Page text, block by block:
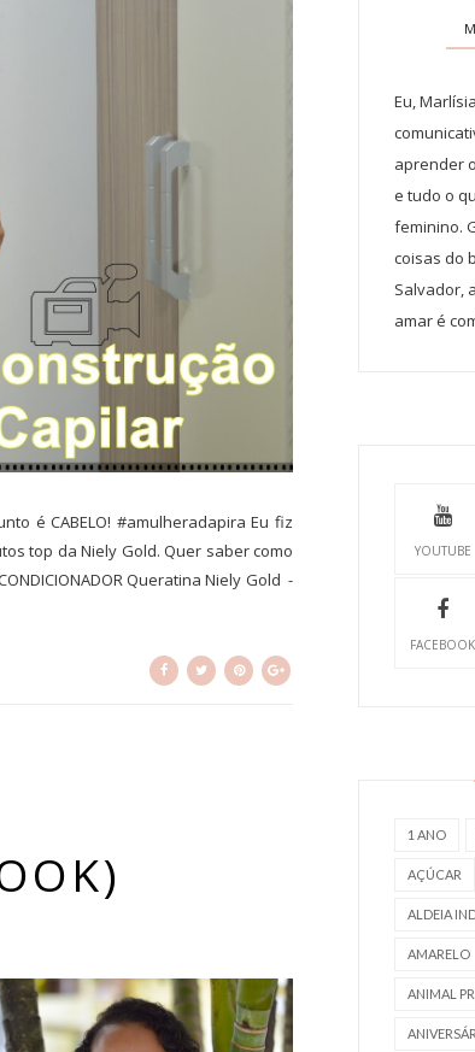
é CABELO! #amulheradapira Eu fiz
top da Niely Gold. Quer saber como
Queratina Niely Gold -
Eu,
aprender
e tudo o
feminino.
coisas do
Salvador,
amar é
YOUTUBE
FACEBOOK
1 ANO
AÇÚCAR
ALDEIA
AMARELO
ANIMAL